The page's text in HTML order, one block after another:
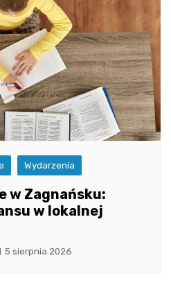
Wydarzenia
w Zagnańsku:
w lokalnej
5 sierpnia 2026